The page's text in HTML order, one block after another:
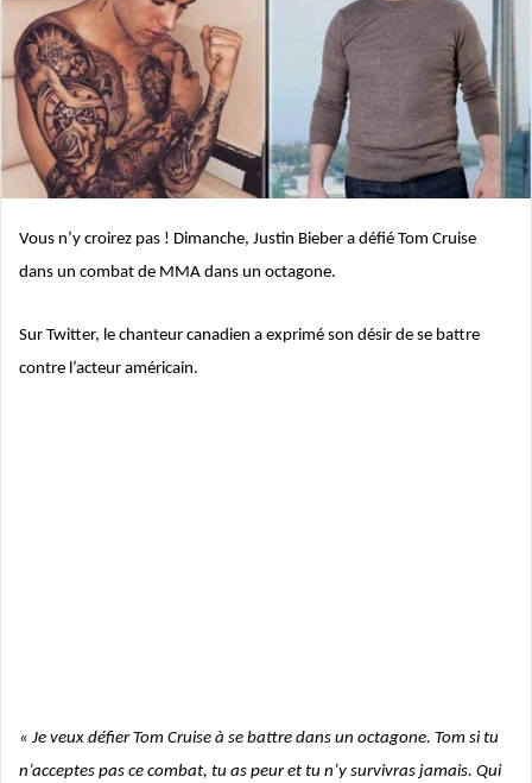
Vous n’y croirez pas ! Dimanche, Justin Bieber a défié Tom Cruise
dans un combat de MMA dans un octagone.
Sur Twitter, le chanteur canadien a exprimé son désir de se battre
contre l’acteur américain.
« Je veux défier Tom Cruise à se battre dans un octagone. Tom si tu
n’acceptes pas ce combat, tu as peur et tu n’y survivras jamais. Qui